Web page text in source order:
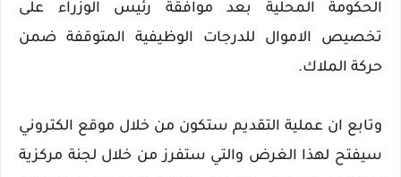
الحكومة المحلية بعد موافقة رئيس الوزراء على
تخصيص الاموال للدرجات الوظيفية المتوقفة ضمن
حركة الملاك.
وتابع ان عملية التقديم ستكون من خلال موقع الكتروني
سيفتح لهذا الغرض والتي ستفرز من خلال لجنة مركزية